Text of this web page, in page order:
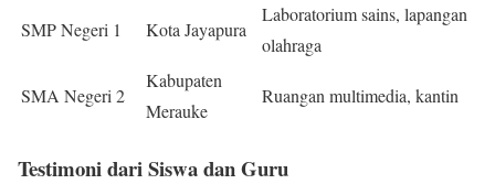
SMP Negeri 1 Kota Jayapura
Laboratorium sains, lapangan
olahraga
SMA Negeri 2
Kabupaten
Merauke
Ruangan multimedia, kantin
Testimoni dari Siswa dan Guru